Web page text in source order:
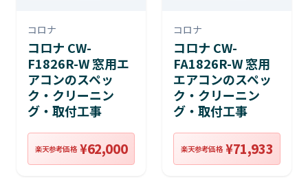
コロナ
コロナ CW-
F1826R-W 窓用エ
アコンのスペッ
ク・クリーニン
グ・取付工事
楽天参考価格 ¥62,000
コロナ
コロナ CW-
FA1826R-W 窓用
エアコンのスペッ
ク・クリーニン
グ・取付工事
楽天参考価格 ¥71,933